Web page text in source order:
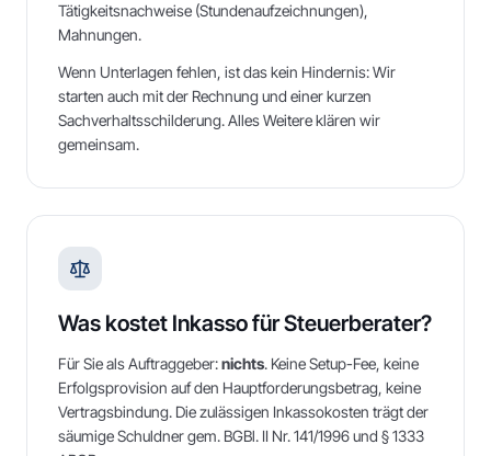
Tätigkeitsnachweise (Stundenaufzeichnungen),
Mahnungen.
Wenn Unterlagen fehlen, ist das kein Hindernis: Wir
starten auch mit der Rechnung und einer kurzen
Sachverhaltsschilderung. Alles Weitere klären wir
gemeinsam.
Was kostet Inkasso für Steuerberater?
Für Sie als Auftraggeber:nichts. Keine Setup-Fee, keine
Erfolgsprovision auf den Hauptforderungsbetrag, keine
Vertragsbindung. Die zulässigen Inkassokosten trägt der
säumige Schuldner gem. BGBl. II Nr. 141/1996 und § 1333